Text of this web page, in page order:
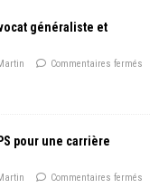
généraliste et
Commentaires fermés
pour une carrière
Commentaires fermés